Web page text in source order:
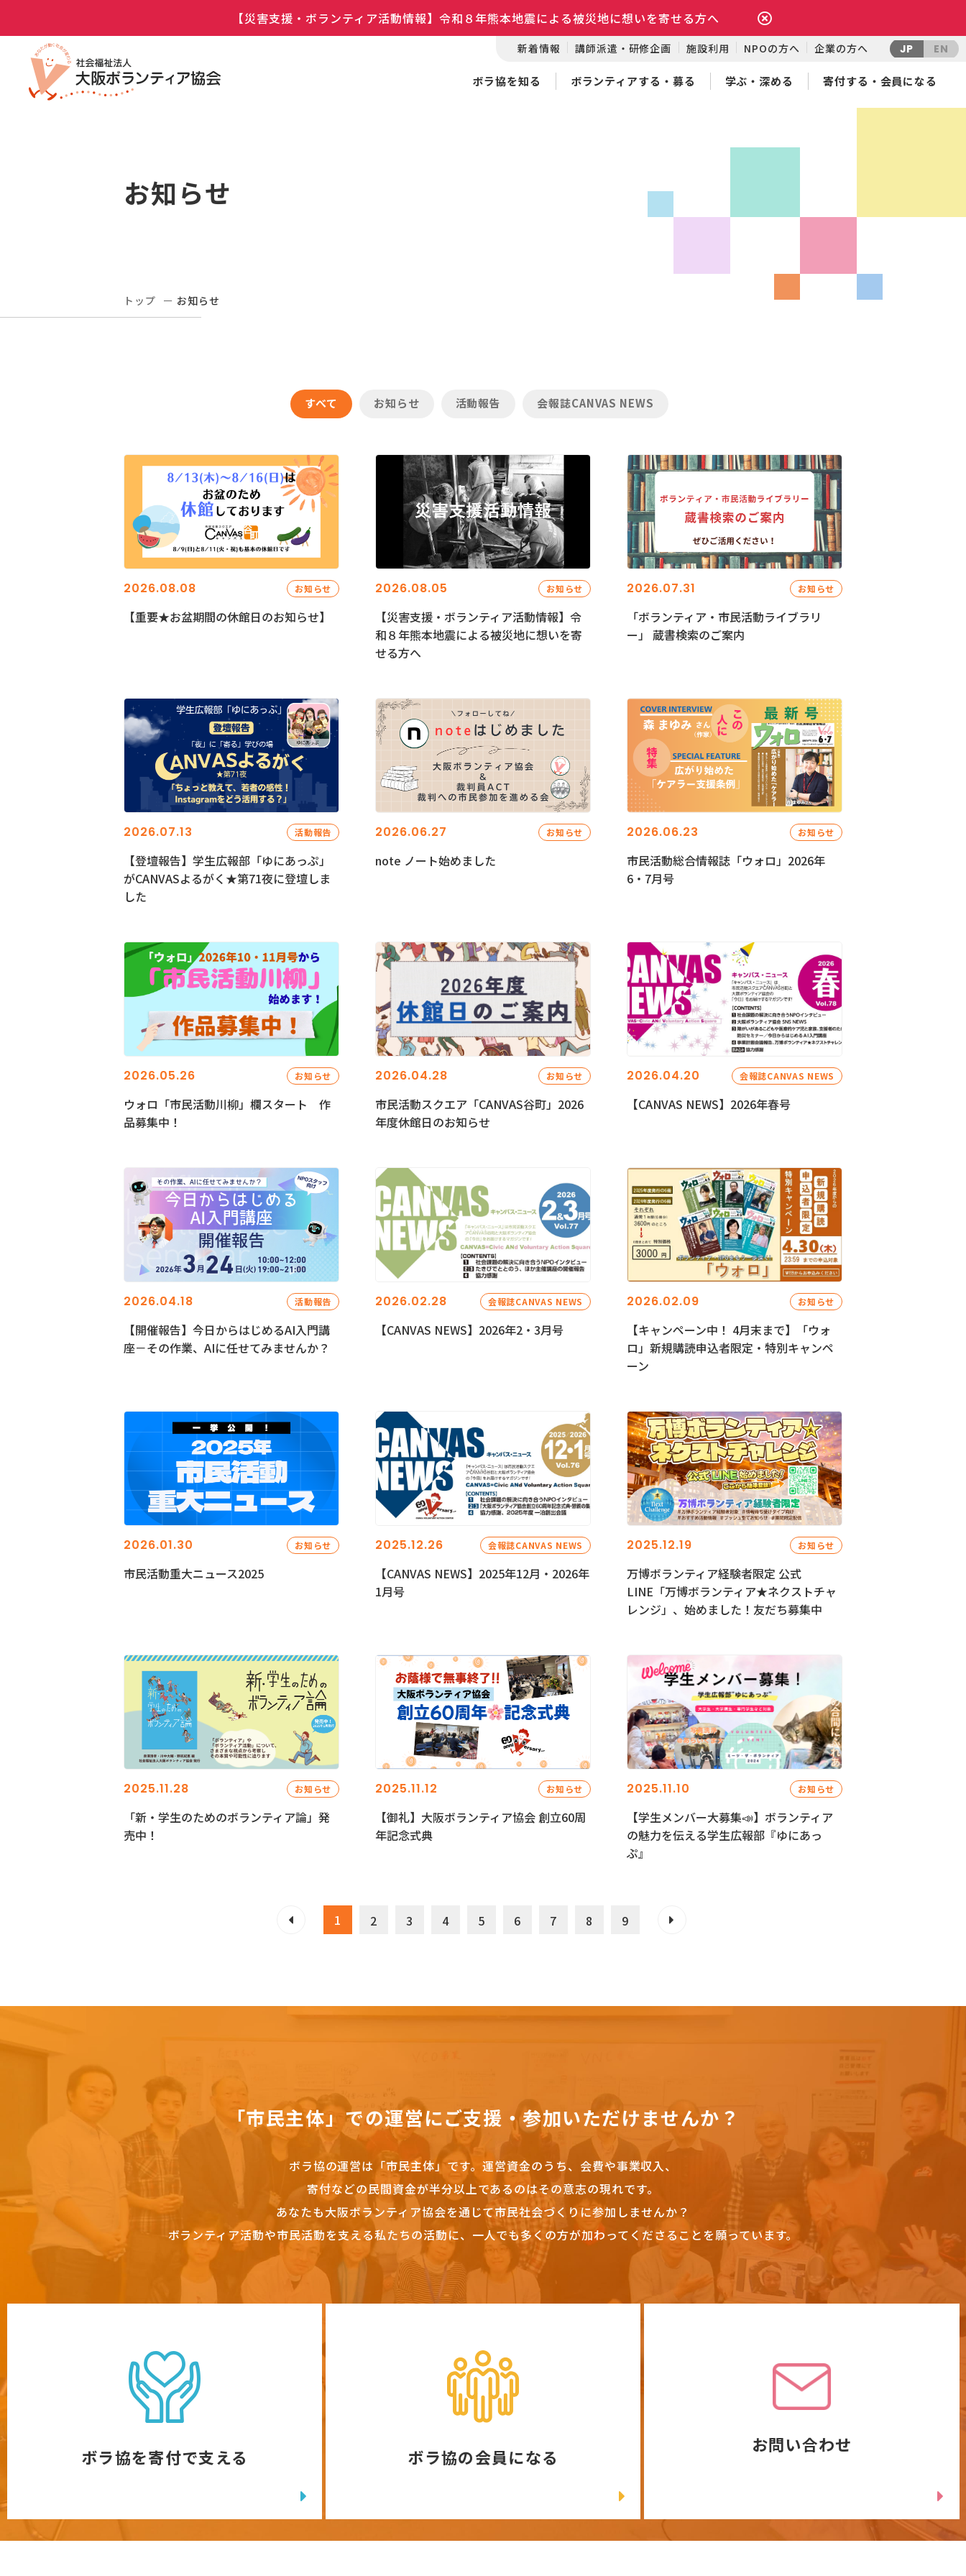
【災害支援・ボランティア活動情報】令和８年熊本地震による被災地に想いを寄せる方へ
新着情報 講師派遣・研修企画 施設利用 NPOの方へ 企業の方へ JP EN
ボラ協を知る ボランティアする・募る 学ぶ・深める 寄付する・会員になる
お知らせ
トップ お知らせ
すべて お知らせ 活動報告 会報誌CANVAS NEWS
2026.08.08 お知らせ
【重要★お盆期間の休館日のお知らせ】
2026.08.05 お知らせ
【災害支援・ボランティア活動情報】令
和８年熊本地震による被災地に想いを寄
せる方へ
2026.07.31 お知らせ
「ボランティア・市民活動ライブラリ
ー」 蔵書検索のご案内
2026.07.13 活動報告
【登壇報告】学生広報部「ゆにあっぷ」
がCANVASよるがく★第71夜に登壇しま
した
2026.06.27 お知らせ
note ノート始めました
2026.06.23 お知らせ
市民活動総合情報誌「ウォロ」2026年
6・7月号
2026.05.26 お知らせ
ウォロ「市民活動川柳」欄スタート 作
品募集中！
2026.04.28 お知らせ
市民活動スクエア「CANVAS谷町」2026
年度休館日のお知らせ
2026.04.20 会報誌CANVAS NEWS
【CANVAS NEWS】2026年春号
2026.04.18 活動報告
【開催報告】今日からはじめるAI入門講
座－その作業、AIに任せてみませんか？
2026.02.28 会報誌CANVAS NEWS
【CANVAS NEWS】2026年2・3月号
2026.02.09 お知らせ
【キャンペーン中！ 4月末まで】「ウォ
ロ」新規購読申込者限定・特別キャンペ
ーン
2026.01.30 お知らせ
市民活動重大ニュース2025
2025.12.26 会報誌CANVAS NEWS
【CANVAS NEWS】2025年12月・2026年
1月号
2025.12.19 お知らせ
万博ボランティア経験者限定 公式
LINE「万博ボランティア★ネクストチャ
レンジ」、始めました！友だち募集中
2025.11.28 お知らせ
「新・学生のためのボランティア論」発
売中！
2025.11.12 お知らせ
【御礼】大阪ボランティア協会 創立60周
年記念式典
2025.11.10 お知らせ
【学生メンバー大募集📣】ボランティア
の魅力を伝える学生広報部『ゆにあっ
ぷ』
1 2 3 4 5 6 7 8 9
「市民主体」での運営にご支援・参加いただけませんか？
ボラ協の運営は「市民主体」です。 運営資金のうち、会費や事業収入、
寄付などの民間資金が半分以上であるのはその意志の現れです。
あなたも大阪ボランティア協会を通じて市民社会づくりに参加しませんか？
ボランティア活動や市民活動を支える私たちの活動に、一人でも多くの方が加わってくださることを願っています。
ボラ協を寄付で支える ボラ協の会員になる
お問い合わせ